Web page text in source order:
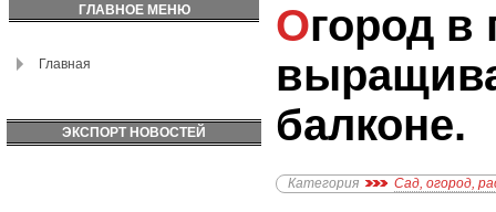
ГЛАВНОЕ МЕНЮ
Главная
ЭКСПОРТ НОВОСТЕЙ
Огород в горшке: как
балконе.
Категория Сад, огород,